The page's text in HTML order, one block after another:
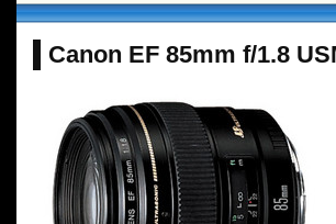
Canon EF 85mm f/1.8